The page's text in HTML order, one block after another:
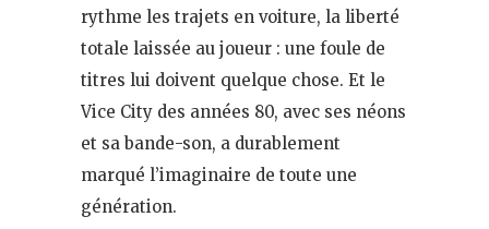
rythme les trajets en voiture, la liberté
totale laissée au joueur : une foule de
titres lui doivent quelque chose. Et le
Vice City des années 80, avec ses néons
et sa bande-son, a durablement
marqué l’imaginaire de toute une
génération.